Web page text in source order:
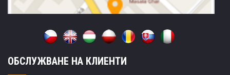
ОБСЛУЖВАНЕ НА КЛИЕНТИ